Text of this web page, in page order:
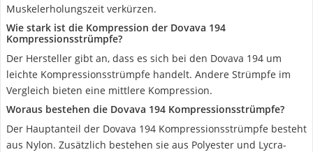
Muskelerholungszeit verkürzen.
Wie stark ist die Kompression der Dovava 194
Kompressionsstrümpfe?
Der Hersteller gibt an, dass es sich bei den Dovava 194 um
leichte Kompressionsstrümpfe handelt. Andere Strümpfe im
Vergleich bieten eine mittlere Kompression.
Woraus bestehen die Dovava 194 Kompressionsstrümpfe?
Der Hauptanteil der Dovava 194 Kompressionsstrümpfe besteht
aus Nylon. Zusätzlich bestehen sie aus Polyester und Lycra-